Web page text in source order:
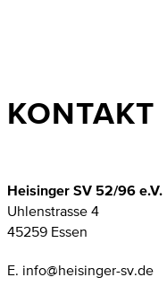
KONTAKT
Heisinger SV 52/96 e.V.
Uhlenstrasse 4
45259 Essen
E. info@heisinger-sv.de